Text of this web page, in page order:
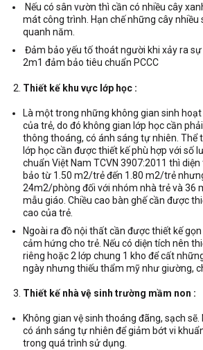
Nếu có sân vườn thì cần có nhiều cây
mát công trình. Hạn chế những cây nhiều
quanh năm.
Đảm bảo yếu tố thoát người khi xảy ra
2m1 đảm bảo tiêu chuẩn PCCC
Thiết kế khu vực lớp học :
Là một trong những không gian sinh
của trẻ, do đó không gian lớp học cần
thông thoáng, có ánh sáng tự nhiên. Thể
lớp học cần được thiết kế phù hợp với số
chuẩn Việt Nam TCVN 3907:2011 thì
bảo từ 1.50 m2/trẻ đến 1.80 m2/trẻ
24m2/phòng đối với nhóm nhà trẻ và 36
mẫu giáo. Chiều cao bàn ghế cần được
cao của trẻ.
Ngoài ra đồ nội thất cần được thiết kế
cảm hứng cho trẻ. Nếu có diện tích nên
riêng hoặc 2 lớp chung 1 kho để cất
ngày nhưng thiếu thẩm mỹ như giường,
Thiết kế nhà vệ sinh trường mầm non :
Không gian vệ sinh thoáng đãng, sạch
có ánh sáng tự nhiên để giảm bớt vi
trong quá trình sử dụng.